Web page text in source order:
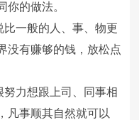
你的做法。
一般的人、事、物更
没有赚够的钱，放松点
力想跟上司、同事相
凡事顺其自然就可以